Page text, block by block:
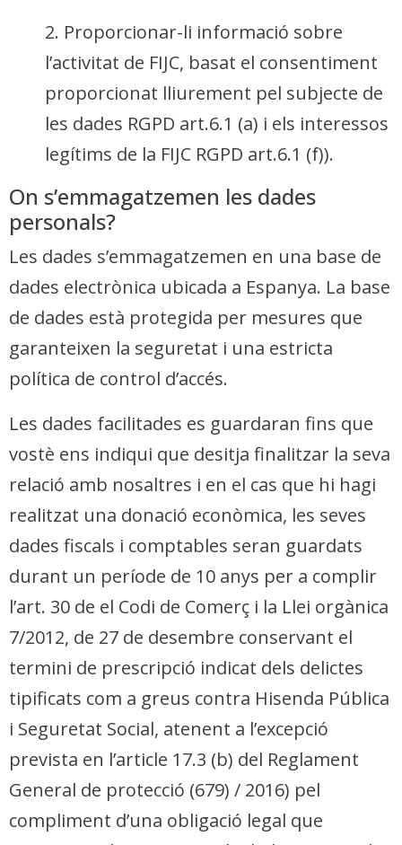
2. Proporcionar-li informació sobre
l’activitat de FIJC, basat el consentiment
proporcionat lliurement pel subjecte de
les dades RGPD art.6.1 (a) i els interessos
legítims de la FIJC RGPD art.6.1 (f)).
On s’emmagatzemen les dades
personals?
Les dades s’emmagatzemen en una base de
dades electrònica ubicada a Espanya. La base
de dades està protegida per mesures que
garanteixen la seguretat i una estricta
política de control d’accés.
Les dades facilitades es guardaran fins que
vostè ens indiqui que desitja finalitzar la seva
relació amb nosaltres i en el cas que hi hagi
realitzat una donació econòmica, les seves
dades fiscals i comptables seran guardats
durant un període de 10 anys per a complir
l’art. 30 de el Codi de Comerç i la Llei orgànica
7/2012, de 27 de desembre conservant el
termini de prescripció indicat dels delictes
tipificats com a greus contra Hisenda Pública
i Seguretat Social, atenent a l’excepció
prevista en l’article 17.3 (b) del Reglament
General de protecció (679) / 2016) pel
compliment d’una obligació legal que